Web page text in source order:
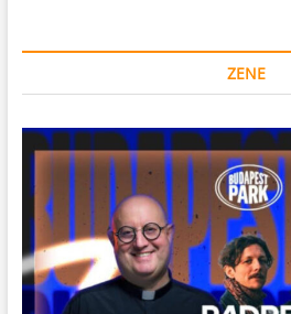
ZENE